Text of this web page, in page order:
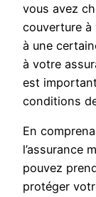
vous avez
couverture à
à une
à votre
est
conditions
En
l’assurance
pouvez
protéger